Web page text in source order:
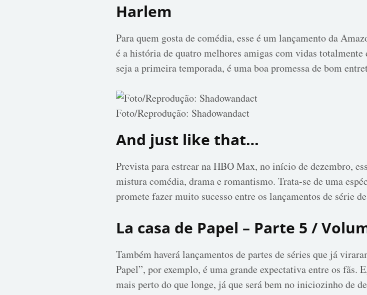
Harlem
Para quem gosta de comédia, esse é um lançamento da
é a história de quatro melhores amigas com vidas
seja a primeira temporada, é uma boa promessa de bom
Foto/Reprodução: Shadowandact
And just like that…
Prevista para estrear na HBO Max, no início de dezembro,
mistura comédia, drama e romantismo. Trata-se de uma
promete fazer muito sucesso entre os lançamentos de série
La casa de Papel – Parte 5 /
Também haverá lançamentos de partes de séries que já
Papel”, por exemplo, é uma grande expectativa entre os fãs.
mais perto do que longe, já que será bem no iniciozinho de